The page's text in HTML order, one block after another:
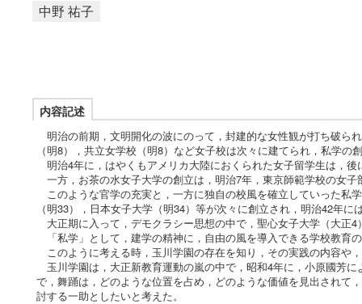
中野 祐子
内容記述
明治の前期，文明開化の波にのって，封建的な女性観が打ち破ら
（明8），共立女学校（明8）など女子校は次々に建てられ，私学
明治4年に，はやくもアメリカ大陸におくられた女子留学生は，
一方，お茶の水女子大学の創立は，明治7年，東京師範学校の女
このような官学の充実と，一方に独自の校風を確立していった私
（明33），日本女子大学（明34）等が次々に創立され，明治42年
大正期に入って，デモクラシー思想の中で，聖心女子大学（大正
「私学」として，建学の精神に，自由の風を導入できる学校教育
このように考える時，玉川学園の存在を知り，その実践の内容や
玉川学園は，大正新教育運動の嵐の中で，昭和4年に，小原國芳
で，舞踊は，どのような位置を占め，どのような価値を見出されて
討する一助としたいと考えた。